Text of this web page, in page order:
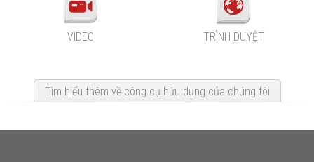
VIDEO TRÌNH DUYỆT
Tìm hiểu thêm về công cụ hữu dụng của chúng tôi